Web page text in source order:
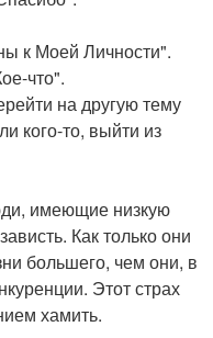
к Моей Личности".
что".
на другую тему
кого-то, выйти из
имеющие низкую
Как только они
большего, чем они, в
Этот страх
хамить.